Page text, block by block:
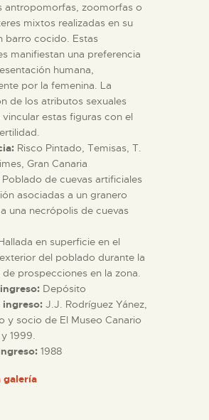
antropomorfas, zoomorfas o
mixtos realizadas en su
barro cocido. Estas
manifiestan una preferencia
humana,
por la femenina. La
de los atributos sexuales
estas figuras con el
Risco Pintado, Temisas, T.
Gran Canaria
Poblado de cuevas artificiales
asociadas a un granero
una necrópolis de cuevas
en superficie en el
del poblado durante la
de prospecciones en la zona.
Depósito
ingreso: J.J. Rodríguez Yánez,
y socio de El Museo Canario
1999.
1988
galería